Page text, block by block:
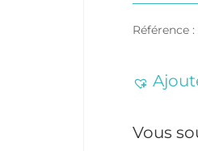
Référence :
Vous